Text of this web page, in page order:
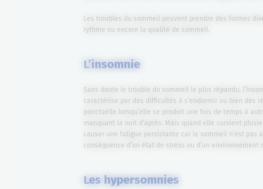
Les troubles du sommeil peuvent prendre des formes
rythme ou encore la qualité de sommeil.
L’insomnie
Sans doute le trouble du sommeil le plus répandu,
caractérise par des difficultés à s’endormir ou bien des
ponctuelle lorsqu’elle se produit une fois de temps à
manquant la nuit d’après. Mais quand elle survient
causer une fatigue persistante car le sommeil n’est pas
conséquence d’un état de stress ou d’un
Les hypersomnies